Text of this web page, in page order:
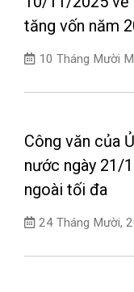
tăng vốn năm
10 Tháng Mười
Công văn của
nước ngày 21/
ngoài tối đa
24 Tháng Mười,